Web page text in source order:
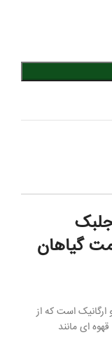
گیاهان
است که از
ای مانند